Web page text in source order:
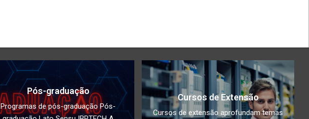
tecnologia na cultura e na
sociedade no período de
pandemia e pós-pandemia
Docente da Faculdade
IBPTECH é convidado
Pós-graduação
Programas de pós-graduação Pós-
Cursos de Extensão
Cursos de extensão aprofundam temas